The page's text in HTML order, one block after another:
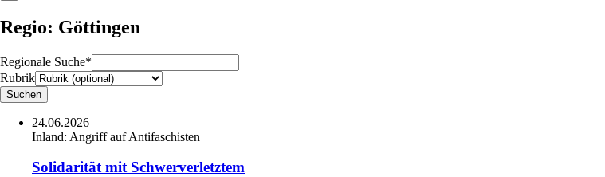
Regio: Göttingen
Regionale Suche*
Rubrik
24.06.2026
Inland: Angriff auf Antifaschisten
Solidarität mit Schwerverletztem